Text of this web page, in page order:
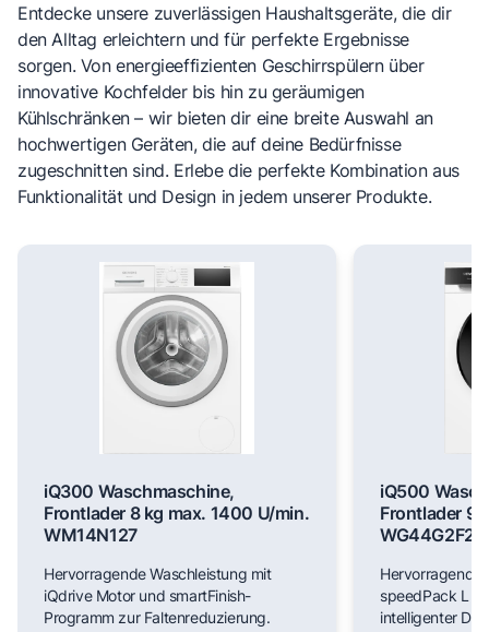
Entdecke unsere zuverlässigen Haushaltsgeräte, die dir
den Alltag erleichtern und für perfekte Ergebnisse
sorgen. Von energieeffizienten Geschirrspülern über
innovative Kochfelder bis hin zu geräumigen
Kühlschränken – wir bieten dir eine breite Auswahl an
hochwertigen Geräten, die auf deine Bedürfnisse
zugeschnitten sind. Erlebe die perfekte Kombination aus
Funktionalität und Design in jedem unserer Produkte.
iQ300 Waschmaschine,
Frontlader 8 kg max. 1400 U/min.
WM14N127
Hervorragende Waschleistung mit
iQdrive Motor und smartFinish-
Programm zur Faltenreduzierung.
iQ500
Frontlader 9
WG44G2F22
Hervorragende
speedPack L
intelligenter